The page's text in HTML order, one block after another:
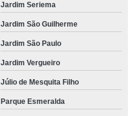
Jardim Seriema
Jardim São Guilherme
Jardim São Paulo
Jardim Vergueiro
Júlio de Mesquita Filho
Parque Esmeralda